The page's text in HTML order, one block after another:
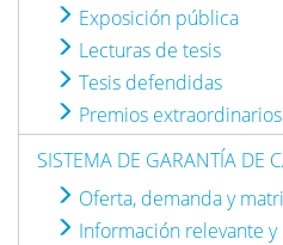
Exposición pública
Lecturas de tesis
Tesis defendidas
Premios extraordinarios
SISTEMA DE GARANTÍA DE
Oferta, demanda y
Información relevante